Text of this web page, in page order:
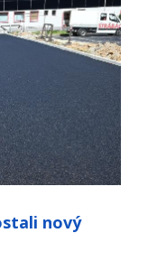
nový